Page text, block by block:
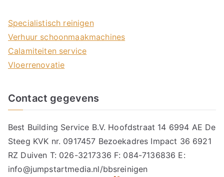
Specialistisch reinigen
Verhuur schoonmaakmachines
Calamiteiten service
Vloerrenovatie
Contact gegevens
Best Building Service B.V. Hoofdstraat 14 6994 AE De
Steeg KVK nr. 0917457 Bezoekadres Impact 36 6921
RZ Duiven T: 026-3217336 F: 084-7136836 E:
info@jumpstartmedia.nl/bbsreinigen